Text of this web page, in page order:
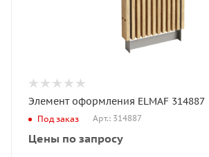
Элемент оформления ELMAF 314887
Под заказ Арт.: 314887
Цены по запросу